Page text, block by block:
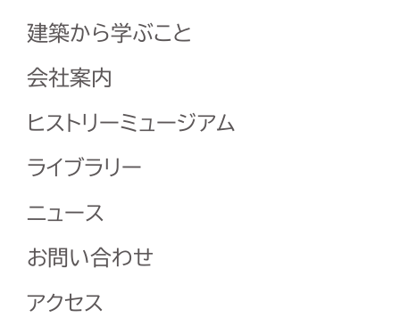
建築から学ぶこと
会社案内
ヒストリーミュージアム
ライブラリー
ニュース
お問い合わせ
アクセス